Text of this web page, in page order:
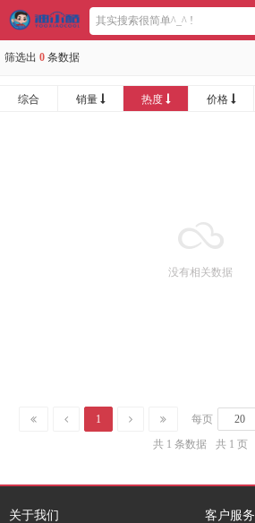
筛选出 0 条数据
综合 销量 热度 价格
没有相关数据
1 每页
共 1 条数据
共 1 页
关于我们 客户服务